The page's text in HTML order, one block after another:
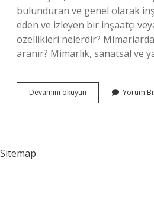
bulunduran ve genel olarak
eden ve izleyen bir inşaatçı
özellikleri nelerdir?
aranır? Mimarlık, sanatsal ve
Devamını okuyun
Mimar
Yorum
Sitemap